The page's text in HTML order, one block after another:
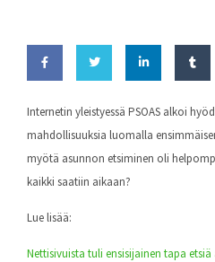
on
Facebook
on
Twitter
on
LinkedIn
on
Tumblr
Internetin yleistyessä PSOAS alkoi
mahdollisuuksia luomalla
myötä asunnon etsiminen oli
kaikki saatiin aikaan?
Lue lisää:
Nettisivuista tuli ensisijainen tapa etsiä